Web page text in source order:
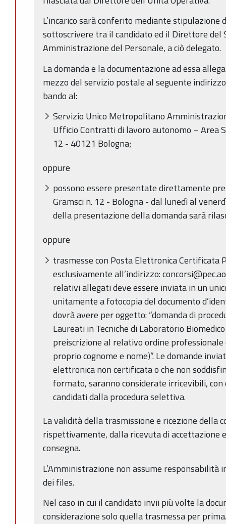
L’incarico sarà conferito mediante
sottoscrivere tra il candidato ed il Direttore
Amministrazione del Personale, a ciò delegato.
La domanda e la documentazione ad essa
mezzo del servizio postale al seguente
bando al:
Servizio Unico Metropolitano
Ufficio Contratti di lavoro autonomo – Area
12 - 40121 Bologna;
oppure
possono essere presentate direttamente
Gramsci n. 12 - Bologna - dal lunedì al
della presentazione della domanda sarà
oppure
trasmesse con Posta Elettronica Certificata
esclusivamente all’indirizzo:
relativi allegati deve essere inviata in un
unitamente a fotocopia del documento
dovrà avere per oggetto: “domanda di
Laureati in Tecniche di Laboratorio
preiscrizione al relativo ordine
proprio cognome e nome)”. Le domande
elettronica non certificata o che non
formato, saranno considerate irricevibili, con
candidati dalla procedura selettiva.
La validità della trasmissione e ricezione della
rispettivamente, dalla ricevuta di accettazione
consegna.
L’Amministrazione non assume responsabilità
dei files.
Nel caso in cui il candidato invii più volte la
considerazione solo quella trasmessa per prima.